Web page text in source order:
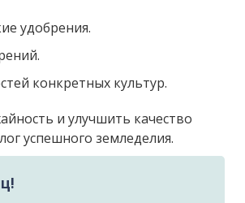
удобрения.
конкретных культур.
и улучшить качество
успешного земледелия.